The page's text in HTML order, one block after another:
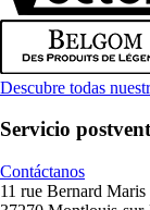
Descubre todas
Servicio
Contáctanos
11 rue Bernard Maris